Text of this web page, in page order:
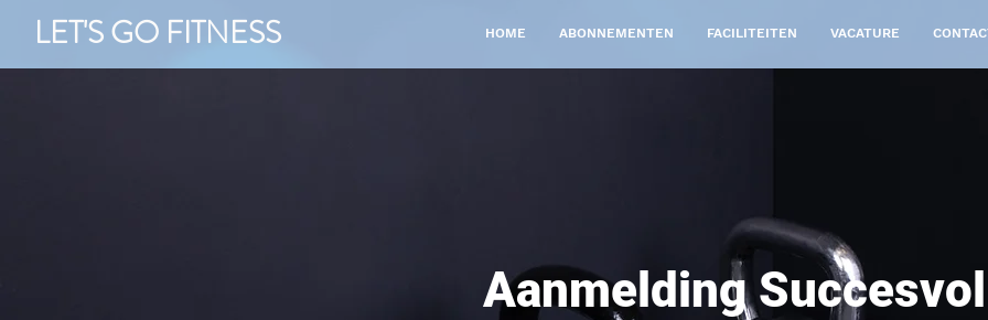
LET'S GO FITNESS HOME ABONNEMENTEN FACILITEITEN VACATURE
Aanmelding